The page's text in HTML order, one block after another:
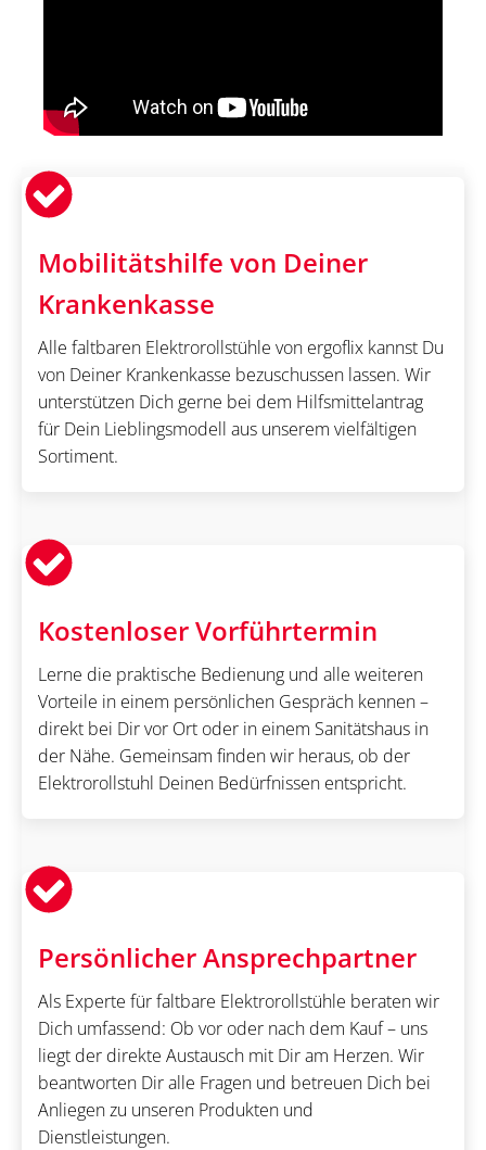
Mobilitätshilfe von Deiner
Krankenkasse
Alle faltbaren Elektrorollstühle von ergoflix kannst Du
von Deiner Krankenkasse bezuschussen lassen. Wir
unterstützen Dich gerne bei dem Hilfsmittelantrag
für Dein Lieblingsmodell aus unserem vielfältigen
Sortiment.
Kostenloser Vorführtermin
Lerne die praktische Bedienung und alle weiteren
Vorteile in einem persönlichen Gespräch kennen –
direkt bei Dir vor Ort oder in einem Sanitätshaus in
der Nähe. Gemeinsam finden wir heraus, ob der
Elektrorollstuhl Deinen Bedürfnissen entspricht.
Persönlicher Ansprechpartner
Als Experte für faltbare Elektrorollstühle beraten wir
Dich umfassend: Ob vor oder nach dem Kauf – uns
liegt der direkte Austausch mit Dir am Herzen. Wir
beantworten Dir alle Fragen und betreuen Dich bei
Anliegen zu unseren Produkten und
Dienstleistungen.